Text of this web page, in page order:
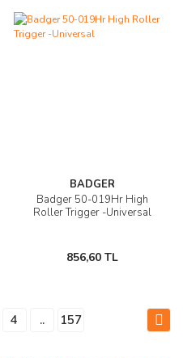
BADGER
Badger 50-019Hr High
Roller Trigger -Universal
856,60 TL
4 .. 157